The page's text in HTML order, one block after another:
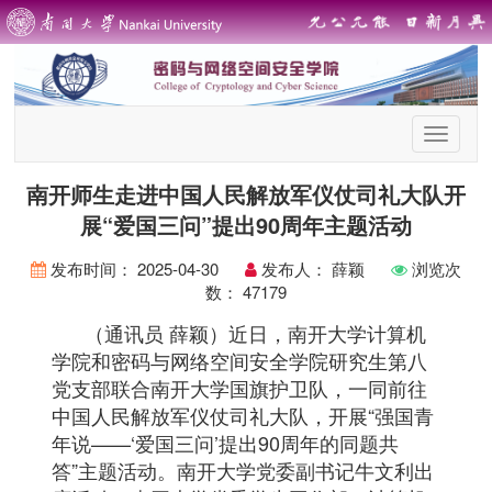
首
页
导
航
南开师生走进中国人民解放军仪仗司礼大队开
展“爱国三问”提出90周年主题活动
发布时间： 2025-04-30 发布人： 薛颖
浏览次
数： 47179
（通讯员 薛颖）近日，南开大学计算机
学院和密码与网络空间安全学院研究生第八
党支部联合南开大学国旗护卫队，一同前往
中国人民解放军仪仗司礼大队，开展“强国青
年说——‘爱国三问’提出90周年的同题共
答”主题活动。南开大学党委副书记牛文利出